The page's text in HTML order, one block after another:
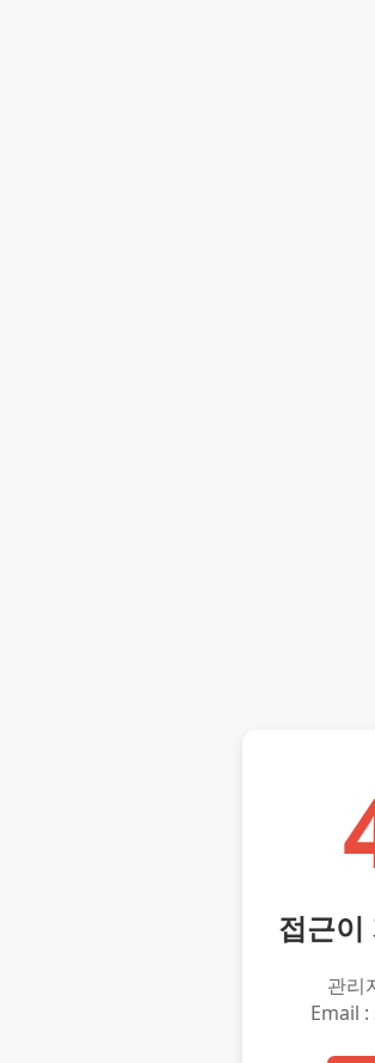
접근이
관리
Email